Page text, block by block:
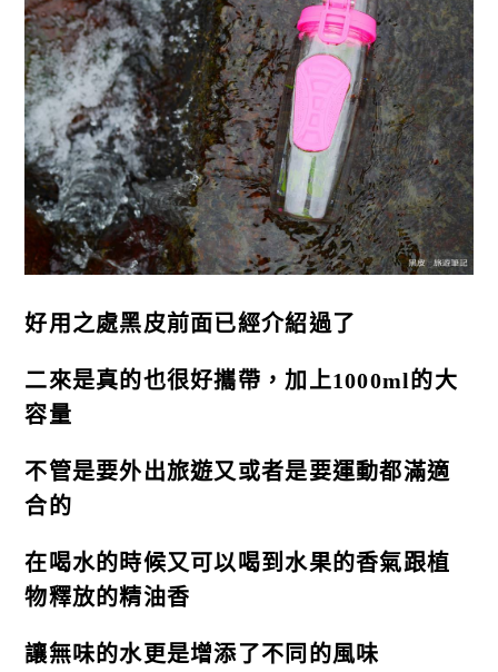
好用之處黑皮前面已經介紹過了
二來是真的也很好攜帶，加上1000ml的大
容量
不管是要外出旅遊又或者是要運動都滿適
合的
在喝水的時候又可以喝到水果的香氣跟植
物釋放的精油香
讓無味的水更是增添了不同的風味